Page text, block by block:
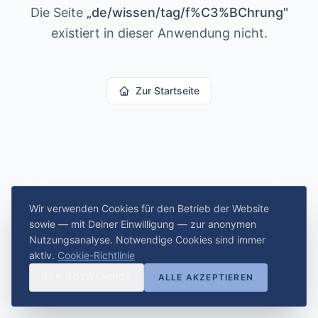
Wir verwenden Cookies für den Betrieb der Website
sowie — mit Deiner Einwilligung — zur anonymen
Nutzungsanalyse. Notwendige Cookies sind immer
aktiv. Cookie-Richtlinie
ALLE AKZEPTIEREN
Die Seite „de/wissen/tag/f%C3%BChrung"
existiert in dieser Anwendung nicht.
Zur Startseite